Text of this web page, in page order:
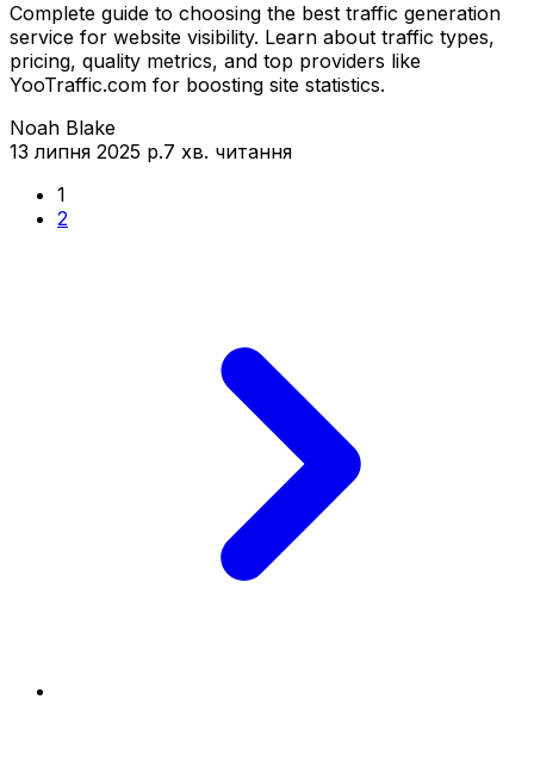
Complete guide to choosing the best traffic generation
service for website visibility. Learn about traffic types,
pricing, quality metrics, and top providers like
YooTraffic.com for boosting site statistics.
Noah Blake
13 липня 2025 р.7 хв. читання
1
2